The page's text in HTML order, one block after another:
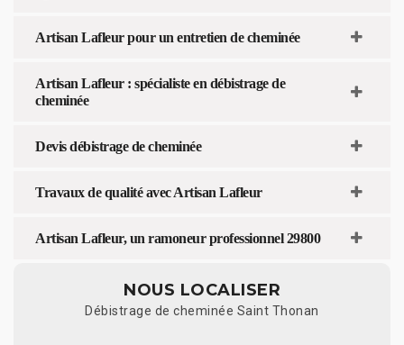
Artisan Lafleur pour un entretien de cheminée
Artisan Lafleur : spécialiste en débistrage de
cheminée
Devis débistrage de cheminée
Travaux de qualité avec Artisan Lafleur
Artisan Lafleur, un ramoneur professionnel 29800
NOUS LOCALISER
Débistrage de cheminée Saint Thonan